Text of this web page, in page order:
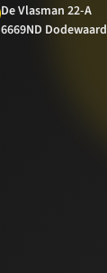
De Vlasman 22-A
6669ND Dodewaard